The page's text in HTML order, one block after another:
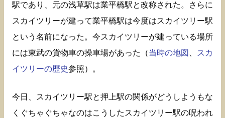
駅であり、元の浅草駅は業平橋駅と改称された。さらに
スカイツリーが建って業平橋駅は今度はスカイツリー駅
という名前になった。今スカイツリーが建っている場所
には東武の貨物車の操車場があった（当時の地図
スカ
イツリーの歴史参照）。
今日、スカイツリー駅と押上駅の関係がどうしようもな
くぐちゃぐちゃなのはこうしたスカイツリー駅の呪われ